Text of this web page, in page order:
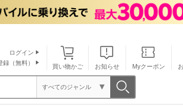
買い物かご お知らせ Myクーポン
ログイン
（無料）
すべてのジャンル